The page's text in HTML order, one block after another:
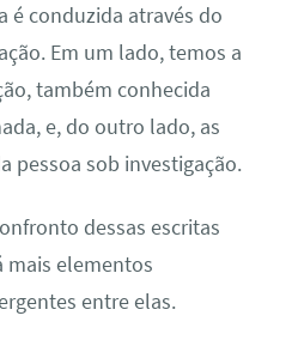
é conduzida através do
Em um lado, temos a
também conhecida
e, do outro lado, as
pessoa sob investigação.
dessas escritas
mais elementos
entre elas.